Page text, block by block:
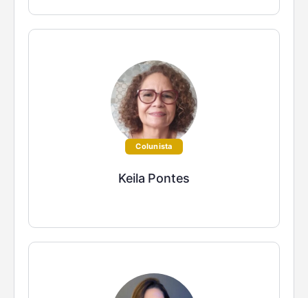
Colunista
Keila Pontes